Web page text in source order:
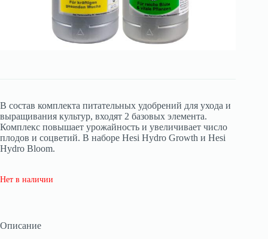
В состав комплекта питательных удобрений для ухода и
выращивания культур, входят 2 базовых элемента.
Комплекс повышает урожайность и увеличивает число
плодов и соцветий. В наборе Hesi Hydro Growth и Hesi
Hydro Bloom.
Нет в наличии
Описание